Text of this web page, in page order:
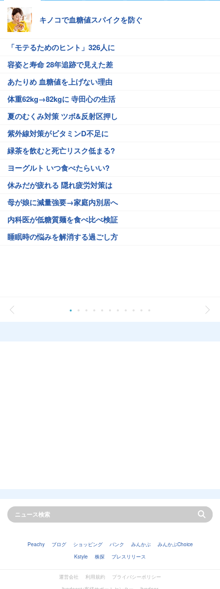
キノコで血糖値スパイクを防ぐ
「モテるためのヒント」326人に
容姿と寿命 28年追跡で見えた差
あたりめ 血糖値を上げない理由
体重62kg→82kgに 寺田心の生活
夏のむくみ対策 ツボ&反射区押し
紫外線対策がビタミンD不足に
緑茶を飲むと死亡リスク低まる?
ヨーグルト いつ食べたらいい?
休みだが疲れる 隠れ疲労対策は
母が娘に減量強要→家庭内別居へ
内科医が低糖質麺を食べ比べ検証
睡眠時の悩みを解消する過ごし方
Peachy ブログ ショッピング バンク みんかぶ
みんかぶChoice
Kstyle
株探 プレスリリース
運営会社 利用規約
プライバシーポリシー